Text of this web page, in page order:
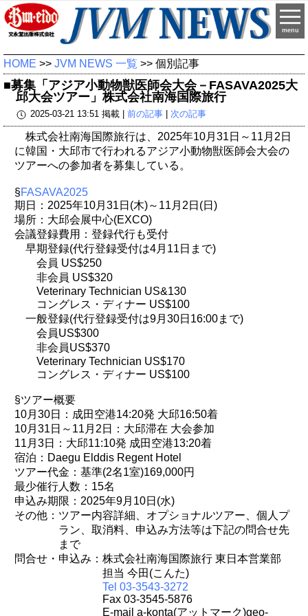
menu
HOME >> JVM NEWS 一覧 >> 個別記事
■募集「アジア小動物獣医師会大会－FASAVA2025大
邱大会ツアー」株式会社南海国際旅行
2025-03-21 13:51 掲載 | 前の記事| 次の記事
株式会社南海国際旅行は、2025年10月31日～11月2日
に韓国・大邱市で行われるアジア小動物獣医師会大会の
ツアーへの参加者を募集している。
§FASAVA2025
期日：2025年10月31日(木)～11月2日(日)
場所：大邱会展中心(EXCO)
会議登録費用：登録代行も受付
早期登録(代行登録受付は4月11日まで)
会員 US$250
非会員 US$320
Veterinary Technician US&130
コングレス・ディナー US$100
一般登録(代行登録受付は9月30日16:00まで)
会員US$300
非会員US$370
Veterinary Technician US$170
コングレス・ディナー US$100
§ツアー概要
10月30日：成田空港14:20発 大邱16:50着
10月31日～11月2日：大邱滞在 大会参加
11月3日：大邱11:10発 成田空港13:20着
宿泊：Daegu Elddis Regent Hotel
ツアー代金：基準(2名1室)169,000円
最少催行人数：15名
申込み期限：2025年9月10日(水)
その他：ツアー内容詳細、オプショナルツアー、個人プ
ラン、取消料、申込み方法等は下記の問合せ先
まで
問合せ・申込み：株式会社南海国際旅行 東日本営業部
担当 今田(こんた)
Tel 03-3543-3272
Fax 03-3545-5876
E-mail a-konta(アットマーク)geo-